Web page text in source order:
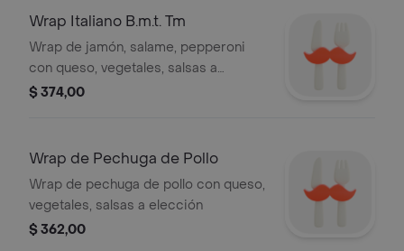
Wrap Italiano B.m.t. Tm
Wrap de jamón, salame, pepperoni
con queso, vegetales, salsas a
elección
$ 374,00
Wrap de Pechuga de Pollo
Wrap de pechuga de pollo con queso,
vegetales, salsas a elección
$ 362,00